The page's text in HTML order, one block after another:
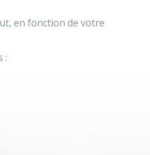
en fonction de votre
: